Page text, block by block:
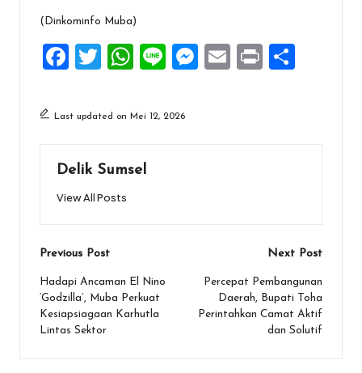
(Dinkominfo Muba)
F
ce
o
T
tt
W
at
A
Li
e
M
E
Pr
Last updated on Mei 12, 2026
Delik Sumsel
View All Posts
Post
navigation
Previous Post
Hadapi Ancaman El Nino
‘Godzilla’, Muba Perkuat
Kesiapsiagaan Karhutla
Lintas Sektor
Next Post
Percepat Pembangunan
Daerah, Bupati Toha
Perintahkan Camat Aktif
dan Solutif